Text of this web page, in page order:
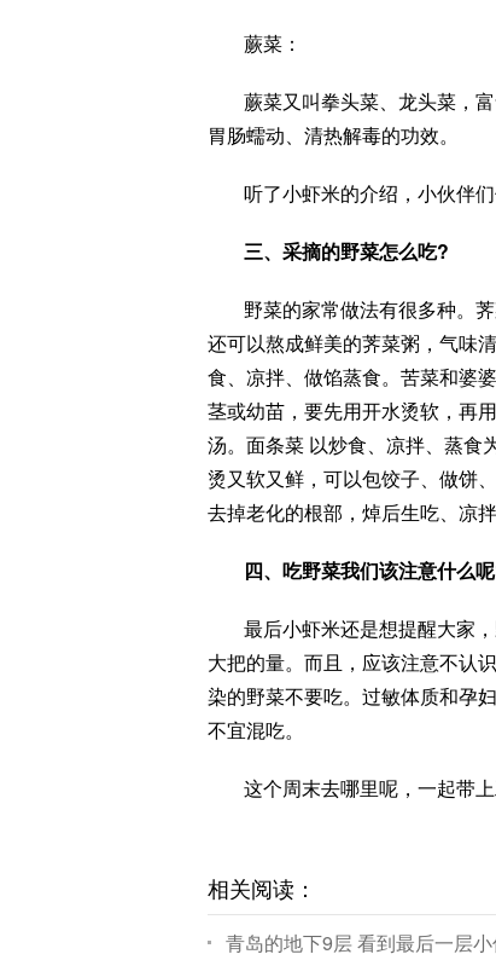
蕨菜：
蕨菜又叫拳头菜、龙头菜，
胃肠蠕动、清热解毒的功效。
听了小虾米的介绍，小伙伴
三、采摘的野菜怎么吃?
野菜的家常做法有很多种。
还可以熬成鲜美的荠菜粥，气味
食、凉拌、做馅蒸食。苦菜和婆
茎或幼苗，要先用开水烫软，再
汤。面条菜 以炒食、凉拌、蒸食
烫又软又鲜，可以包饺子、做饼
去掉老化的根部，焯后生吃、凉
四、吃野菜我们该注意什么
最后小虾米还是想提醒大家
大把的量。而且，应该注意不认
染的野菜不要吃。过敏体质和孕
不宜混吃。
这个周末去哪里呢，一起带
相关阅读：
青岛的地下9层 看到最后一层